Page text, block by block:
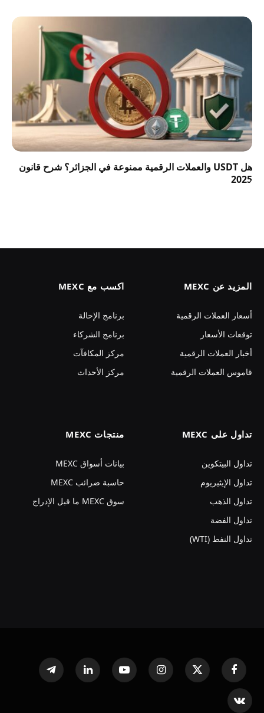
هل USDT والعملات الرقمية ممنوعة في الجزائر؟ شرح قانون
2025
المزيد عن MEXC
أسعار العملات الرقمية
توقعات الأسعار
أخبار العملات الرقمية
قاموس العملات الرقمية
اكسب مع MEXC
برنامج الإحالة
برنامج الشركاء
مركز المكافآت
مركز الأحداث
تداول على MEXC
تداول البيتكوين
تداول الإيثيريوم
تداول الذهب
تداول الفضة
تداول النفط (WTI)
منتجات MEXC
بيانات أسواق MEXC
حاسبة ضرائب MEXC
سوق MEXC ما قبل الإدراج
فيسبوك
X
(Twitter)
الانستغرام يوتيوب لينكدإن تيلقرام
VKontakte